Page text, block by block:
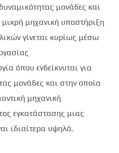
μονάδες και
μηχανική υποστήριξη
γίνεται κυρίως μέσω
όπου ενδείκνυται για
μονάδες και στην οποία
μηχανική
εγκατάστασης μιας
ιδιαίτερα υψηλό.